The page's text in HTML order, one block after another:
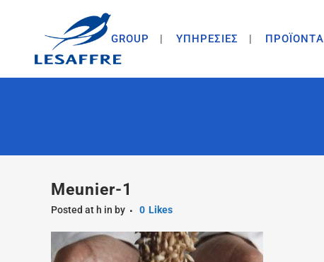
GROUP ΥΠΗΡΕΣΙΕΣ ΠΡΟΪΟΝΤA
Meunier-1
Posted at h in by 0 Likes